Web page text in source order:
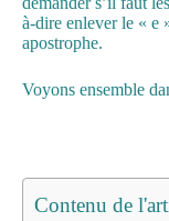
à-dire enlever le « e
apostrophe.
Voyons ensemble
Contenu de